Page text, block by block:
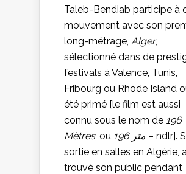
Taleb-Bendiab participe à
mouvement avec son
long-métrage, Alger,
sélectionné dans de
festivals à Valence, Tunis,
Fribourg ou Rhode Island
été primé [le film est aussi
connu sous le nom de 196
Mètres, ou 196 متر – ndlr].
sortie en salles en Algérie, a
trouvé son public pendant